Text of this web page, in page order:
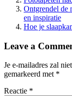
Ontgrendel de
en inspiratie
Hoe je
Leave a
Je e-mailadres zal
gemarkeerd met *
Reactie *